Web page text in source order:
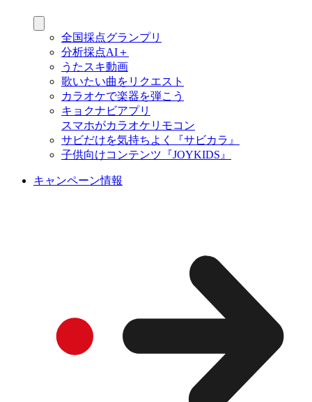
全国採点グランプリ
分析採点AI＋
うたスキ動画
歌いたい曲をリクエスト
カラオケで楽器を弾こう
キョクナビアプリ
スマホがカラオケリモコン
サビだけを気持ちよく『サビカラ』
子供向けコンテンツ『JOYKIDS』
キャンペーン情報